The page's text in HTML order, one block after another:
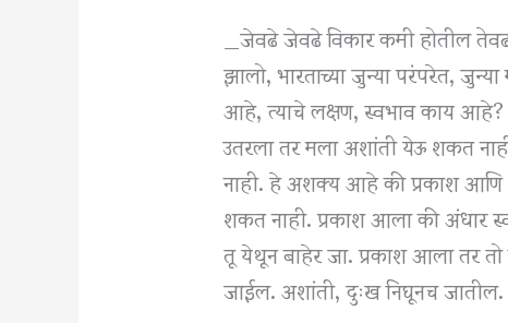
_जेवढे जेवढे विकार कमी होतील
झालो, भारताच्या जुन्या परंपरेत,
आहे, त्याचे लक्षण, स्वभाव काय
उतरला तर मला अशांती येऊ शकत
नाही. हे अशक्य आहे की प्रकाश
शकत नाही. प्रकाश आला की अंधार
तू येथून बाहेर जा. प्रकाश आला तर
जाईल. अशांती, दुःख निघूनच